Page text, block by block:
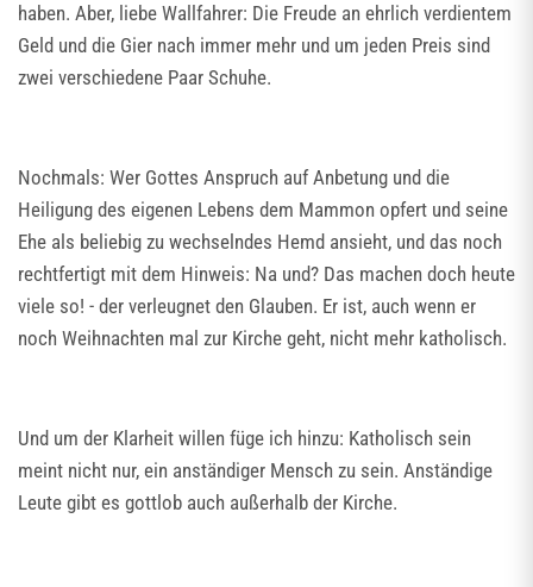
haben. Aber, liebe Wallfahrer: Die Freude an ehrlich verdientem
Geld und die Gier nach immer mehr und um jeden Preis sind
zwei verschiedene Paar Schuhe.
Nochmals: Wer Gottes Anspruch auf Anbetung und die
Heiligung des eigenen Lebens dem Mammon opfert und seine
Ehe als beliebig zu wechselndes Hemd ansieht, und das noch
rechtfertigt mit dem Hinweis: Na und? Das machen doch heute
viele so! - der verleugnet den Glauben. Er ist, auch wenn er
noch Weihnachten mal zur Kirche geht, nicht mehr katholisch.
Und um der Klarheit willen füge ich hinzu: Katholisch sein
meint nicht nur, ein anständiger Mensch zu sein. Anständige
Leute gibt es gottlob auch außerhalb der Kirche.